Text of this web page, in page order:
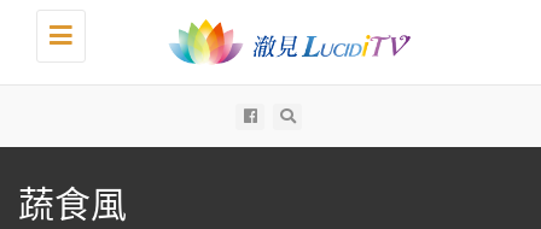
Toggle
navigation
蔬食風